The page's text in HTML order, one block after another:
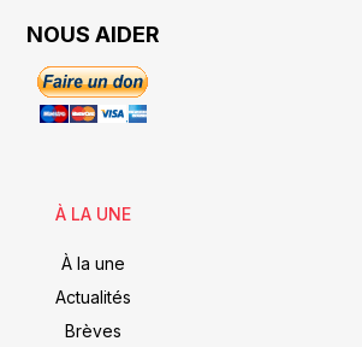
NOUS AIDER
À LA UNE
À la une
Actualités
Brèves